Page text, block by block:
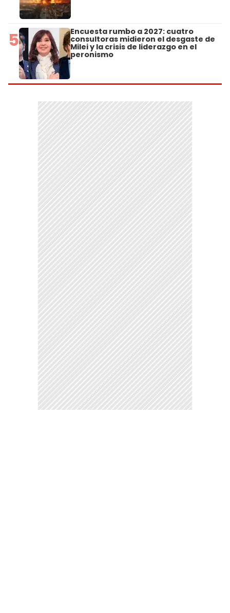
5 Encuesta rumbo a 2027: cuatro
consultoras midieron el desgaste de
Milei y la crisis de liderazgo en el
peronismo